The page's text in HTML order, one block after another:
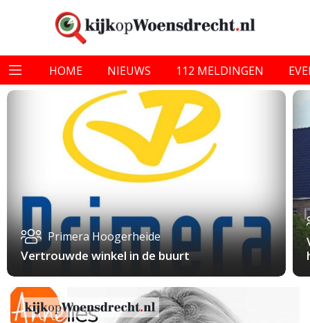
HOME NIEUWS 112 MELDINGEN
Primera Hoogerheide
Vertrouwde winkel in de buurt